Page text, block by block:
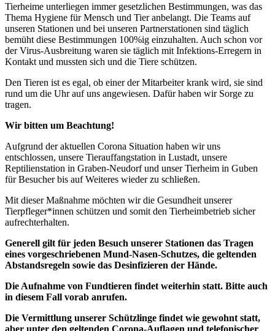
Tierheime unterliegen immer gesetzlichen Bestimmungen, was das
Thema Hygiene für Mensch und Tier anbelangt. Die Teams auf
unseren Stationen und bei unseren Partnerstationen sind täglich
bemüht diese Bestimmungen 100%ig einzuhalten. Auch schon vor
der Virus-Ausbreitung waren sie täglich mit Infektions-Erregern in
Kontakt und mussten sich und die Tiere schützen.
Den Tieren ist es egal, ob einer der Mitarbeiter krank wird, sie sind
rund um die Uhr auf uns angewiesen. Dafür haben wir Sorge zu
tragen.
Wir bitten um Beachtung!
Aufgrund der aktuellen Corona Situation haben wir uns
entschlossen, unsere Tierauffangstation in Lustadt, unsere
Reptilienstation in Graben-Neudorf und unser Tierheim in Guben
für Besucher bis auf Weiteres wieder zu schließen.
Mit dieser Maßnahme möchten wir die Gesundheit unserer
Tierpfleger*innen schützen und somit den Tierheimbetrieb sicher
aufrechterhalten.
Generell gilt für jeden Besuch unserer Stationen das Tragen
eines vorgeschriebenen Mund-Nasen-Schutzes, die geltenden
Abstandsregeln sowie das Desinfizieren der Hände.
Die Aufnahme von Fundtieren findet weiterhin statt. Bitte auch
in diesem Fall vorab anrufen.
Die Vermittlung unserer Schützlinge findet wie gewohnt statt,
aber unter den geltenden Corona-Auflagen und telefonischer